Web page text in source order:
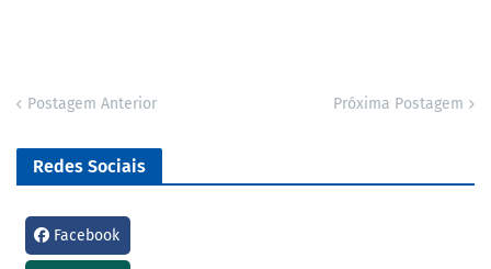
Postagem Anterior Próxima Postagem
Redes Sociais
Facebook